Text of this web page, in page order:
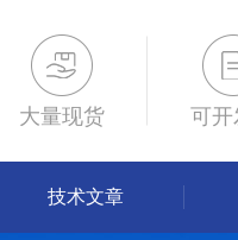
大量现货 可开
技术文章